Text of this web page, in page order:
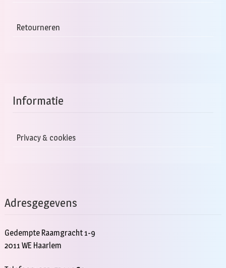
Retourneren
Informatie
Privacy & cookies
Adresgegevens
Gedempte Raamgracht 1-9
2011 WE Haarlem